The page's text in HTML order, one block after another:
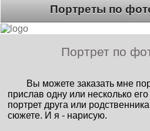
Портреты по
Портрет по
Вы можете заказать мне
прислав одну или несколько
портрет друга или
сюжете. И я - нарисую.